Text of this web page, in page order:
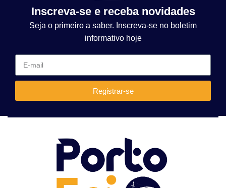
Inscreva-se e receba novidades
Seja o primeiro a saber. Inscreva-se no boletim
informativo hoje
Registrar-se